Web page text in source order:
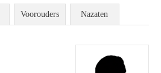
Voorouders Nazaten